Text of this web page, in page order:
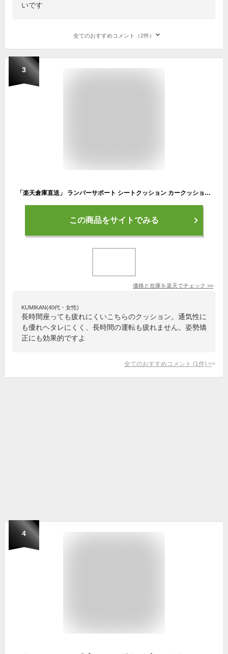
いです
全てのおすすめコメント（2件）
3
「楽天倉庫直送」 ランバーサポート シートクッション カークッション 車用 背もたれクッション 福袋 健康クッション 背当てクッション 腰の不快対策クッション 背中 通気性 長時間 姿勢矯正 猫背矯正 疲れない 運転 デスクワーク オフィス チェア 椅子 IKSTAR クッション
この商品をサイトでみる
価格と在庫を楽天でチェック >>
KUMIKAN(40代・女性)
長時間座っても疲れにくいこちらのクッション。通気性に
も優れヘタレにくく、長時間の運転も疲れません。姿勢矯
正にも効果的ですよ
全てのおすすめコメント (1 件) >
4